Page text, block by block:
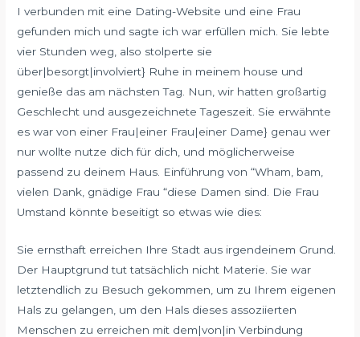
I verbunden mit eine Dating-Website und eine Frau
gefunden mich und sagte ich war erfüllen mich. Sie lebte
vier Stunden weg, also stolperte sie
über|besorgt|involviert} Ruhe in meinem house und
genieße das am nächsten Tag. Nun, wir hatten großartig
Geschlecht und ausgezeichnete Tageszeit. Sie erwähnte
es war von einer Frau|einer Frau|einer Dame} genau wer
nur wollte nutze dich für dich, und möglicherweise
passend zu deinem Haus. Einführung von “Wham, bam,
vielen Dank, gnädige Frau “diese Damen sind. Die Frau
Umstand könnte beseitigt so etwas wie dies:
Sie ernsthaft erreichen Ihre Stadt aus irgendeinem Grund.
Der Hauptgrund tut tatsächlich nicht Materie. Sie war
letztendlich zu Besuch gekommen, um zu Ihrem eigenen
Hals zu gelangen, um den Hals dieses assoziierten
Menschen zu erreichen mit dem|von|in Verbindung